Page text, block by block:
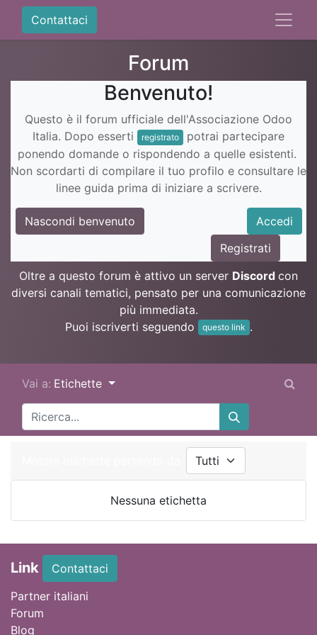
Contattaci
Forum
Benvenuto!
Questo è il forum ufficiale dell'Associazione Odoo
Italia. Dopo esserti
registrato
potrai partecipare
ponendo domande o rispondendo a quelle esistenti.
Non scordarti di compilare il tuo profilo e consultare le
linee guida prima di iniziare a scrivere.
Nascondi benvenuto
Accedi
Registrati
Oltre a questo forum è attivo un server Discord con
diversi canali tematici, pensato per una comunicazione
più immediata.
Puoi iscriverti seguendo
questo link .
Vai a: Etichette
Nessuna etichetta
Link
Contattaci
Partner italiani
Forum
Blog